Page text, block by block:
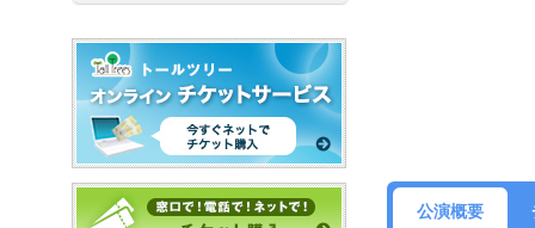
公演概要